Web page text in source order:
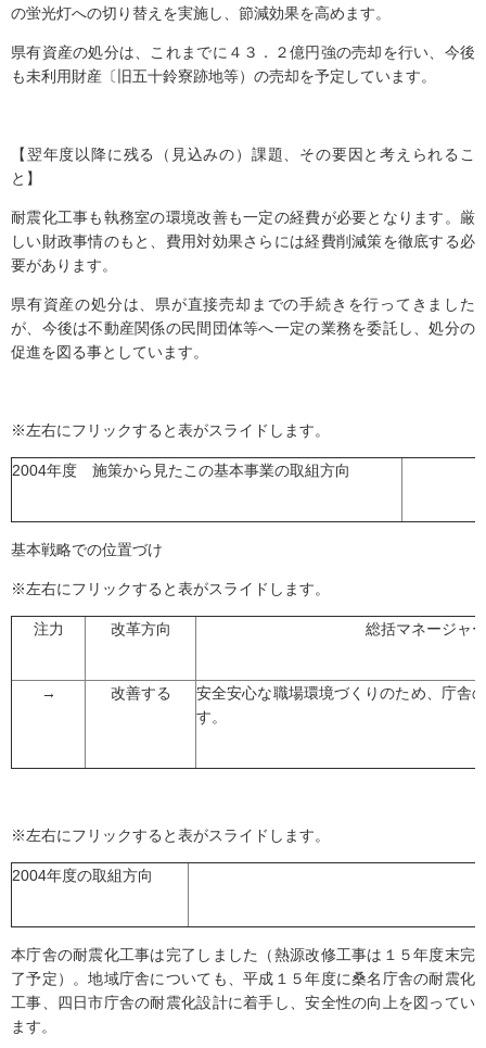
の蛍光灯への切り替えを実施し、節減効果を高めます。
県有資産の処分は、これまでに４３．２億円強の売却を行い、今後
も未利用財産〔旧五十鈴寮跡地等）の売却を予定しています。
【翌年度以降に残る（見込みの）課題、その要因と考えられるこ
と】
耐震化工事も執務室の環境改善も一定の経費が必要となります。厳
しい財政事情のもと、費用対効果さらには経費削減策を徹底する必
要があります。
県有資産の処分は、県が直接売却までの手続きを行ってきました
が、今後は不動産関係の民間団体等へ一定の業務を委託し、処分の
促進を図る事としています。
※左右にフリックすると表がスライドします。
2004年度 施策から見たこの基本事業の取組方向
基本戦略での位置づけ
※左右にフリックすると表がスライドします。
注力 改革方向 総括マネージャ
→ 改善する
安全安心な職場環境づくりのため、庁舎
す。
※左右にフリックすると表がスライドします。
2004年度の取組方向
本庁舎の耐震化工事は完了しました（熱源改修工事は１５年度末完
了予定）。地域庁舎についても、平成１５年度に桑名庁舎の耐震化
工事、四日市庁舎の耐震化設計に着手し、安全性の向上を図ってい
ます。